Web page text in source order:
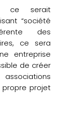
ce serait
“société
des
ce sera
entreprise
de créer
propre projet